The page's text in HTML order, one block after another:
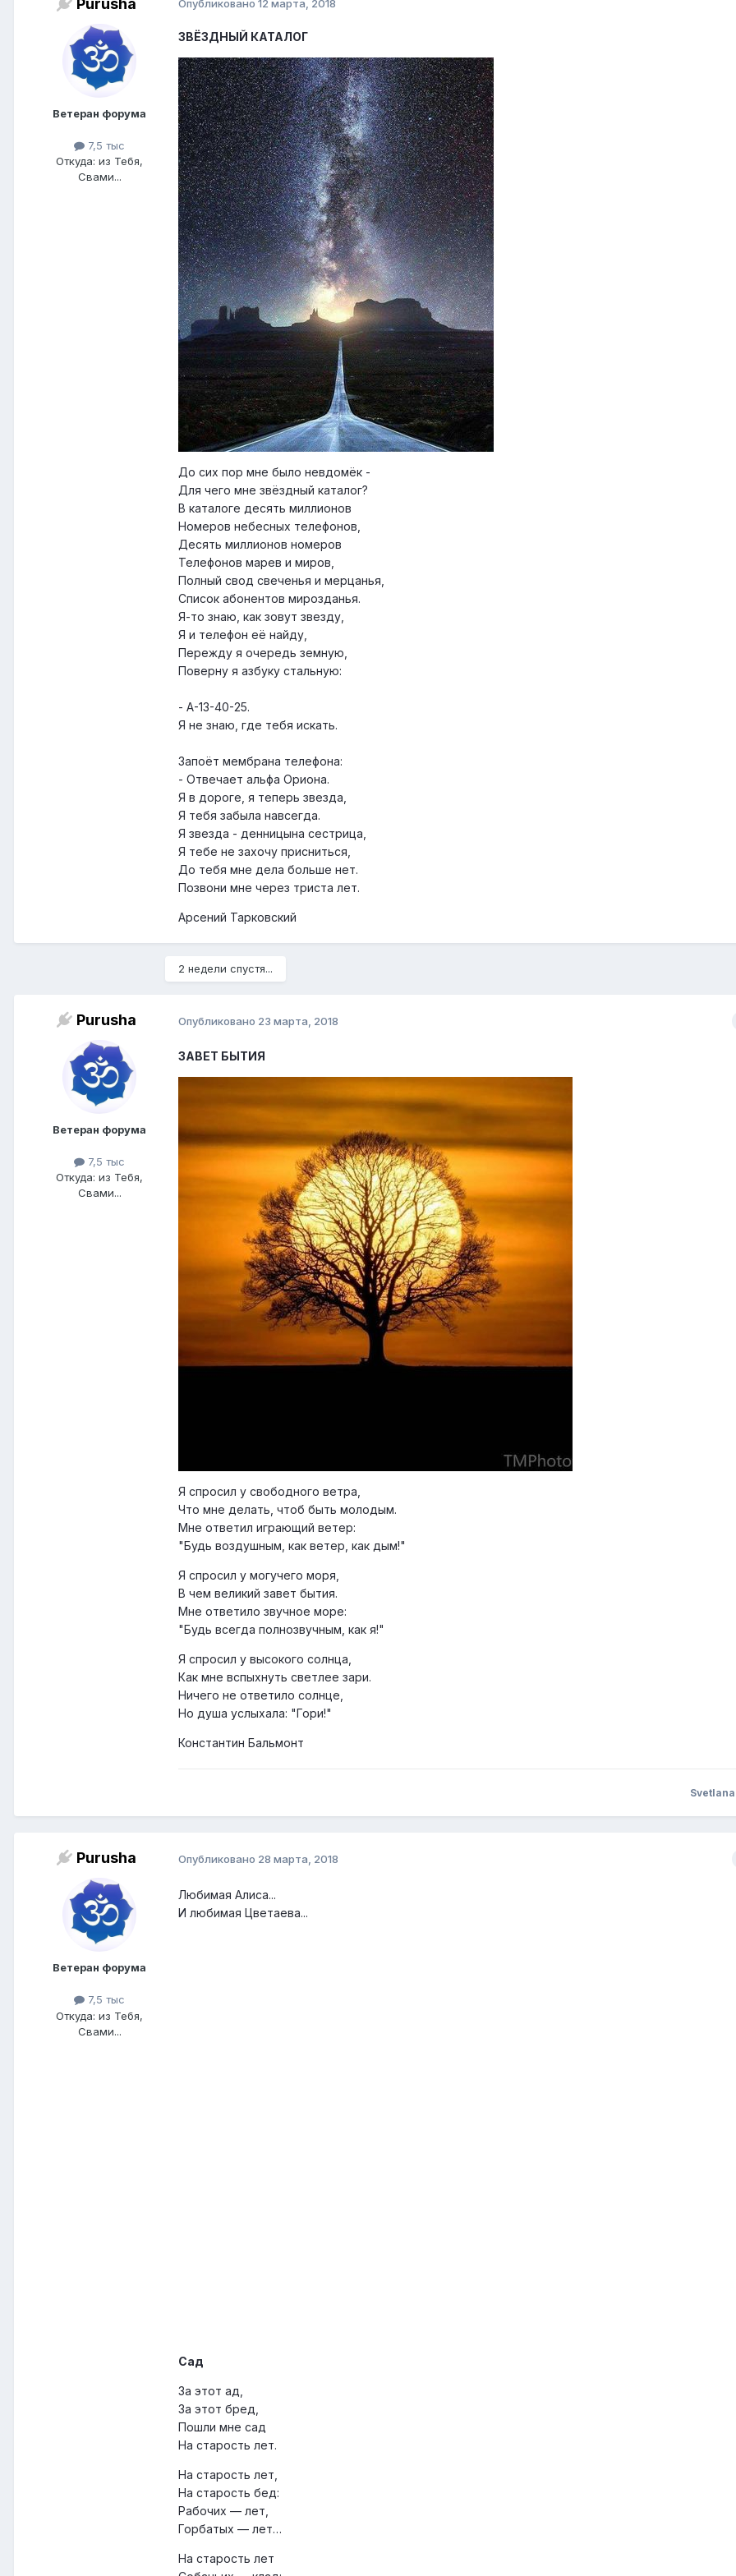
Purusha
Ветеран форума
7,5 тыс
Откуда: из Тебя,
Свами...
Опубликовано 12 марта, 2018
ЗВЁЗДНЫЙ КАТАЛОГ
До сих пор мне было невдомёк -
Для чего мне звёздный каталог?
В каталоге десять миллионов
Номеров небесных телефонов,
Десять миллионов номеров
Телефонов марев и миров,
Полный свод свеченья и мерцанья,
Список абонентов мирозданья.
Я-то знаю, как зовут звезду,
Я и телефон её найду,
Пережду я очередь земную,
Поверну я азбуку стальную:
- А-13-40-25.
Я не знаю, где тебя искать.
Запоёт мембрана телефона:
- Отвечает альфа Ориона.
Я в дороге, я теперь звезда,
Я тебя забыла навсегда.
Я звезда - денницына сестрица,
Я тебе не захочу присниться,
До тебя мне дела больше нет.
Позвони мне через триста лет.
Арсений Тарковский
2 недели спустя...
Purusha
Ветеран форума
7,5 тыс
Откуда: из Тебя,
Свами...
Опубликовано 23 марта, 2018
ЗАВЕТ БЫТИЯ
Я спросил у свободного ветра,
Что мне делать, чтоб быть молодым.
Мне ответил играющий ветер:
"Будь воздушным, как ветер, как дым!"
Я спросил у могучего моря,
В чем великий завет бытия.
Мне ответило звучное море:
"Будь всегда полнозвучным, как я!"
Я спросил у высокого солнца,
Как мне вспыхнуть светлее зари.
Ничего не ответило солнце,
Но душа услыхала: "Гори!"
Константин Бальмонт
Svetlana
Purusha
Ветеран форума
7,5 тыс
Откуда: из Тебя,
Свами...
Опубликовано 28 марта, 2018
Любимая Алиса...
И любимая Цветаева...
Сад
За этот ад,
За этот бред,
Пошли мне сад
На старость лет.
На старость лет,
На старость бед:
Рабочих — лет,
Горбатых — лет…
На старость лет